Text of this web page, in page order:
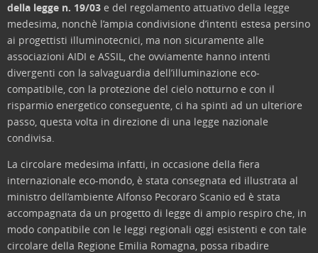
della legge n. 19/03 e del regolamento attuativo della legge
medesima, nonchè l’ampia condivisione d’intenti estesa persino
ai progettisti illuminotecnici, ma non sicuramente alle
associazioni AIDI e ASSIL, che ovviamente hanno intenti
divergenti con la salvaguardia dell’illuminazione eco-
compatibile, con la protezione del cielo notturno e con il
risparmio energetico conseguente, ci ha spinti ad un ulteriore
passo, questa volta in direzione di una legge nazionale
condivisa.
La circolare medesima infatti, in occasione della fiera
internazionale eco-mondo, è stata consegnata ed illustrata al
ministro dell’ambiente Alfonso Pecoraro Scanio ed è stata
accompagnata da un progetto di legge di ampio respiro che, in
modo conpatibile con le leggi regionali oggi esistenti e con tale
circolare della Regione Emilia Romagna, possa ribadire